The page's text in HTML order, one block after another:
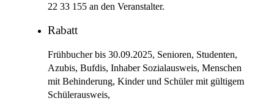
22 33 155 an den Veranstalter.
Rabatt
Frühbucher bis 30.09.2025, Senioren, Studenten,
Azubis, Bufdis, Inhaber Sozialausweis, Menschen
mit Behinderung, Kinder und Schüler mit gültigem
Schülerausweis,